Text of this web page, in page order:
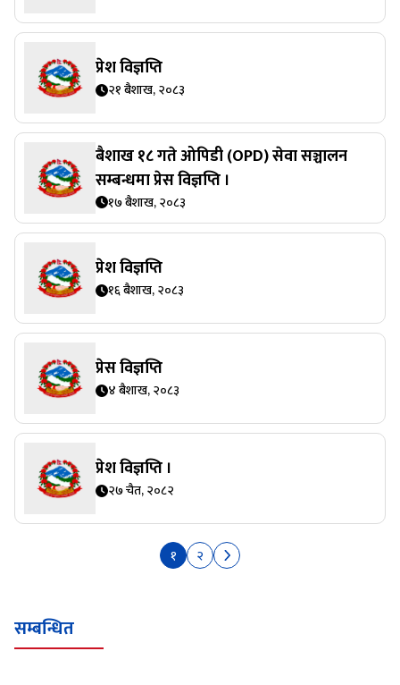
प्रेश विज्ञप्ति
२१ बैशाख, २०८३
बैशाख १८ गते ओपिडी (OPD) सेवा सञ्चालन
सम्बन्धमा प्रेस विज्ञप्ति ।
१७ बैशाख, २०८३
प्रेश विज्ञप्ति
१६ बैशाख, २०८३
प्रेस विज्ञप्ति
४ बैशाख, २०८३
प्रेश विज्ञप्ति ।
२७ चैत, २०८२
१ २
सम्बन्धित